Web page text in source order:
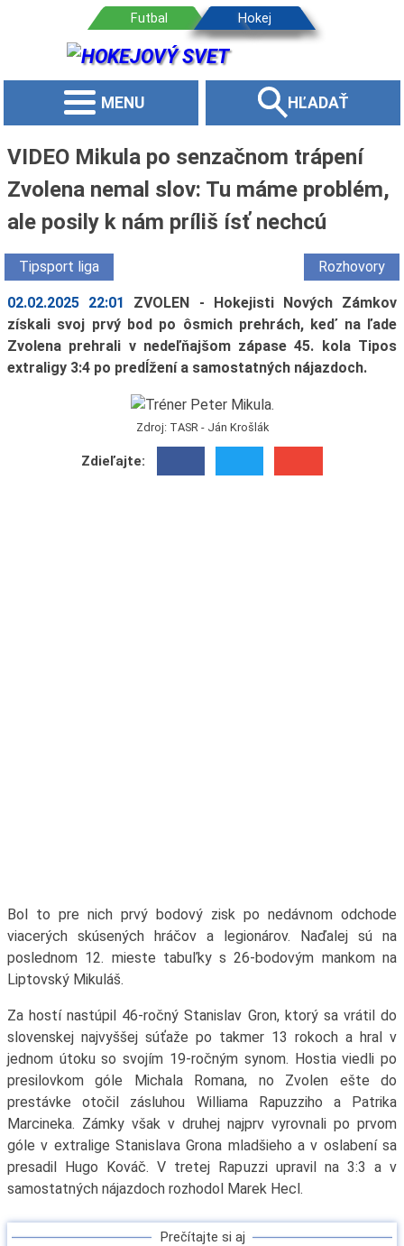
MENU HĽADAŤ
VIDEO Mikula po senzačnom trápení
Zvolena nemal slov: Tu máme problém,
ale posily k nám príliš ísť nechcú
Tipsport liga Rozhovory
02.02.2025 22:01
ZVOLEN - Hokejisti Nových Zámkov
získali svoj prvý bod po ôsmich prehrách, keď na ľade
Zvolena prehrali v nedeľňajšom zápase 45. kola Tipos
extraligy 3:4 po predĺžení a samostatných nájazdoch.
Zdroj: TASR - Ján Krošlák
Zdieľajte:
Bol to pre nich prvý bodový zisk po nedávnom odchode
viacerých skúsených hráčov a legionárov. Naďalej sú na
poslednom 12. mieste tabuľky s 26-bodovým mankom na
Liptovský Mikuláš.
Za hostí nastúpil 46-ročný Stanislav Gron, ktorý sa vrátil do
slovenskej najvyššej súťaže po takmer 13 rokoch a hral v
jednom útoku so svojím 19-ročným synom. Hostia viedli po
presilovkom góle Michala Romana, no Zvolen ešte do
prestávke otočil zásluhou Williama Rapuzziho a Patrika
Marcineka. Zámky však v druhej najprv vyrovnali po prvom
góle v extralige Stanislava Grona mladšieho a v oslabení sa
presadil Hugo Kováč. V tretej Rapuzzi upravil na 3:3 a v
samostatných nájazdoch rozhodol Marek Hecl.
Prečítajte si aj